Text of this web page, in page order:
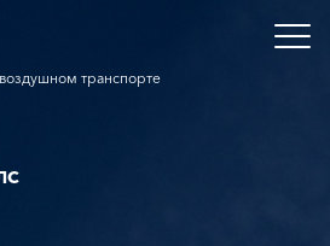
транспорте